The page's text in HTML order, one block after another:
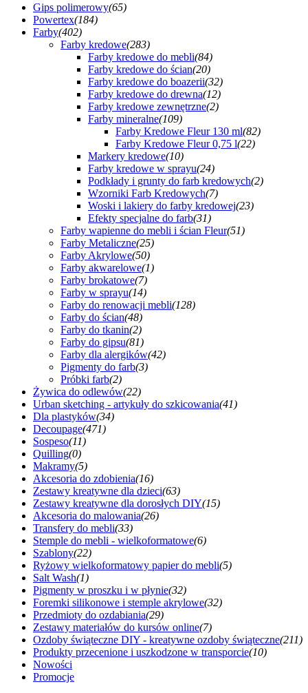
Gips polimerowy(65)
Powertex(184)
Farby(402)
Farby kredowe(283)
Farby kredowe do mebli(84)
Farby kredowe do ścian(20)
Farby kredowe do boazerii(32)
Farby kredowe do drewna(12)
Farby kredowe zewnętrzne(2)
Farby mineralne(109)
Farby Kredowe Fleur 130 ml(82)
Farby Kredowe Fleur 0,75 l(22)
Markery kredowe(10)
Farby kredowe w sprayu(24)
Podkłady i grunty do farb kredowych(2)
Wzorniki Farb Kredowych(7)
Woski i lakiery do farby kredowej(23)
Efekty specjalne do farb(31)
Farby wapienne do mebli i ścian Fleur(51)
Farby Metaliczne(25)
Farby Akrylowe(50)
Farby akwarelowe(1)
Farby brokatowe(7)
Farby w sprayu(14)
Farby do renowacji mebli(128)
Farby do ścian(48)
Farby do tkanin(2)
Farby do gipsu(81)
Farby dla alergików(42)
Pigmenty do farb(3)
Próbki farb(2)
Żywica do odlewów(22)
Urban sketching - artykuły do szkicowania(41)
Dla plastyków(34)
Decoupage(471)
Sospeso(11)
Quilling(0)
Makramy(5)
Akcesoria do zdobienia(16)
Zestawy kreatywne dla dzieci(63)
Zestawy kreatywne dla dorosłych DIY(15)
Akcesoria do malowania(26)
Transfery do mebli(33)
Stemple do mebli - wielkoformatowe(6)
Szablony(22)
Ryżowy wielkoformatowy papier do mebli(5)
Salt Wash(1)
Pigmenty w proszku i w płynie(32)
Foremki silikonowe i stemple akrylowe(32)
Przedmioty do ozdabiania(29)
Zestawy materiałów do kursów online(7)
Ozdoby świąteczne DIY - kreatywne ozdoby świąteczne(211)
Produkty przecenione i uszkodzone w transporcie(10)
Nowości
Promocje